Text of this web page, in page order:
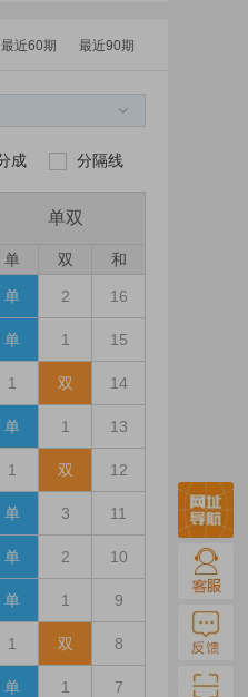
最近60期 最近90期
成
分隔线
单双
单 双 和
单 2 16
单 1 15
1 双 14
单 1 13
1 双 12
单 3 11
单 2 10
单 1 9
1 双 8
单 1 7